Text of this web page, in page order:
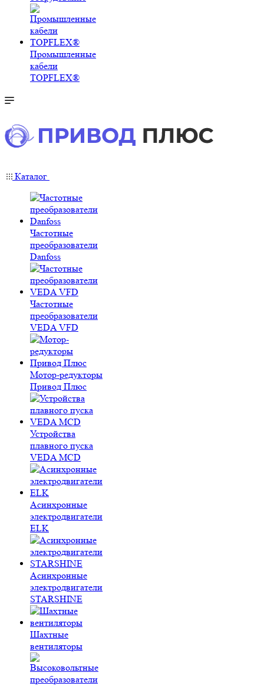
Промышленные
кабели
TOPFLEX®
Каталог
Частотные
преобразователи
Danfoss
Частотные
преобразователи
VEDA VFD
Мотор-редукторы
Привод Плюс
Устройства
плавного пуска
VEDA MCD
Асинхронные
электродвигатели
ELK
Асинхронные
электродвигатели
STARSHINE
Шахтные
вентиляторы